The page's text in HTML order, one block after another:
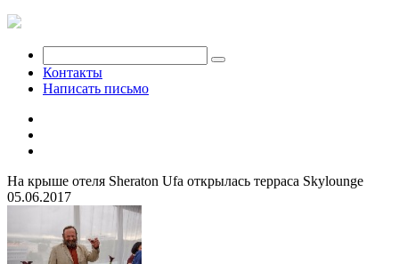
Контакты
Написать письмо
На крыше отеля Sheraton Ufa открылась терраса Skylounge
05.06.2017